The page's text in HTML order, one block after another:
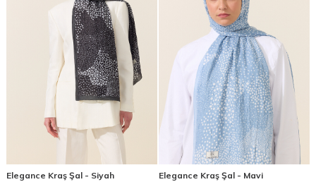
Elegance Kraş Şal - Siyah Elegance Kraş Şal - Mavi